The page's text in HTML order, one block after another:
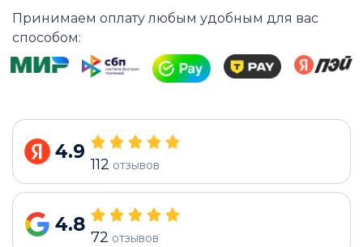
Принимаем оплату любым удобным для вас
способом:
4.9
112 отзывов
4.8
72 отзывов